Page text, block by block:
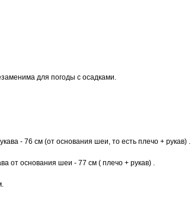
для погоды с осадками.
- 76 см (от основания шеи, то есть плечо + рукав) .
от основания шеи - 77 см ( плечо + рукав) .